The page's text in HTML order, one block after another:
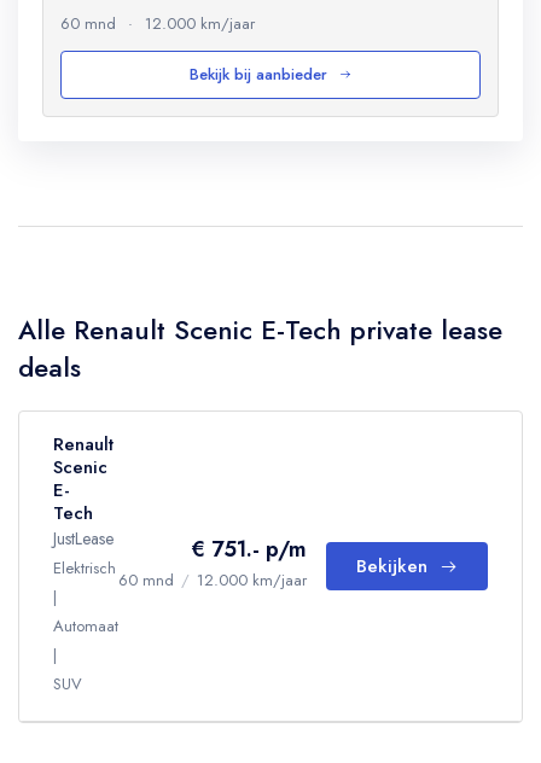
60 mnd · 12.000 km/jaar
Bekijk bij aanbieder
Alle Renault Scenic E-Tech private lease
deals
Renault
Scenic
E-
Tech
JustLease
Elektrisch
Automaat
SUV
€ 751.- p/m
60 mnd / 12.000 km/jaar
Bekijken